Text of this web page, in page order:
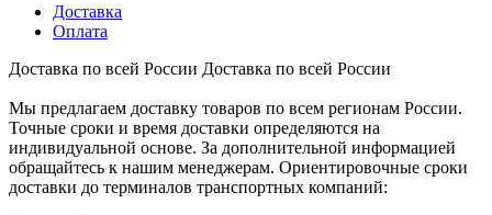
Доставка
Оплата
Доставка по всей России Доставка по всей России
Мы предлагаем доставку товаров по всем регионам России.
Точные сроки и время доставки определяются на
индивидуальной основе. За дополнительной информацией
обращайтесь к нашим менеджерам. Ориентировочные сроки
доставки до терминалов транспортных компаний: